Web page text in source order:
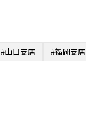
#山口支店 #福岡支店